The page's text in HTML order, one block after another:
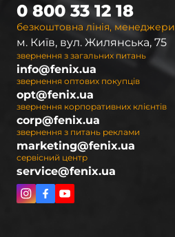
безкоштовна лінія, менеджери
0 800 33 12 18
м. Київ, вул. Жилянська, 75
звернення з загальних питань
info@fenix.ua
звернення оптових покупців
opt@fenix.ua
звернення корпоративних клієнтів
corp@fenix.ua
звернення з питань реклами
marketing@fenix.ua
сервісний центр
service@fenix.ua